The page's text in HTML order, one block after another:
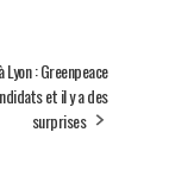
Lyon : Greenpeace
et il y a des
surprises